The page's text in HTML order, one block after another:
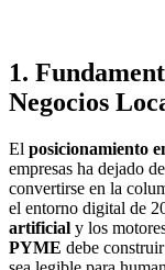
1.
Negocios
El posicionamiento
empresas ha dejado
convertirse en la
el entorno digital de
artificial y los
PYME debe